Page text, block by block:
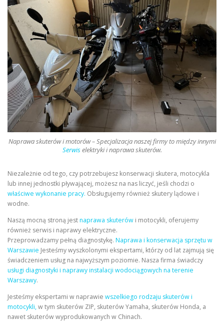
Naprawa skuterów i motorów – Specjalizacja naszej firmy to między innymi
Serwiselektryki i naprawa skuterów.
Niezależnie od tego, czy potrzebujesz konserwacji skutera, motocykla
lub innej jednostki pływającej, możesz na nas liczyć, jeśli chodzi o
właściwe wykonanie pracy. Obsługujemy również skutery lądowe i
wodne.
Naszą mocną stroną jestnaprawa skuterów i motocykli, oferujemy
również serwis i naprawy elektryczne.
Przeprowadzamy pełną diagnostykę. Naprawa i konserwacja sprzętu w
Warszawie Jesteśmy wyszkolonymi ekspertami, którzy od lat zajmują się
świadczeniem usług na najwyższym poziomie. Nasza firma świadczy
usługi diagnostyki i naprawy instalacji wodociągowych na terenie
Warszawy.
Jesteśmy ekspertami w naprawie wszelkiego rodzaju skuterów i
motocykli,w tym skuterów ZIP, skuterów Yamaha, skuterów Honda, a
nawet skuterów wyprodukowanych w Chinach.